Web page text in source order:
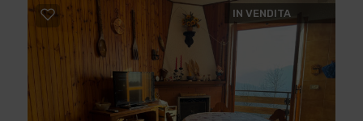
IN VENDITA